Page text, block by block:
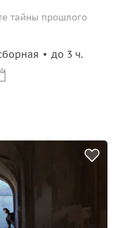
тайны прошлого
до 3 ч.